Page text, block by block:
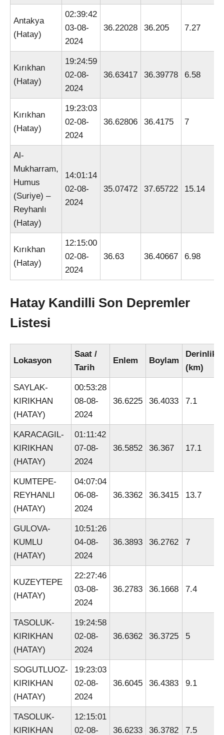
Antakya
(Hatay)
02:39:42
03-08-
2024
36.22028 36.205 7.27
Kırıkhan
(Hatay)
19:24:59
02-08-
2024
36.63417 36.39778 6.58
Kırıkhan
(Hatay)
19:23:03
02-08-
2024
36.62806 36.4175 7
Al-
Mukharram,
Humus
(Suriye) –
Reyhanlı
(Hatay)
14:01:14
02-08-
2024
35.07472 37.65722 15.14
Kırıkhan
(Hatay)
12:15:00
02-08-
2024
36.63 36.40667 6.98
Hatay Kandilli Son Depremler
Listesi
Lokasyon
Saat /
Tarih
Enlem Boylam
Derinlik
(km)
SAYLAK-
KIRIKHAN
(HATAY)
00:53:28
08-08-
2024
36.6225 36.4033 7.1
KARACAGIL-
KIRIKHAN
(HATAY)
01:11:42
07-08-
2024
36.5852 36.367 17.1
KUMTEPE-
REYHANLI
(HATAY)
04:07:04
06-08-
2024
36.3362 36.3415 13.7
GULOVA-
KUMLU
(HATAY)
10:51:26
04-08-
2024
36.3893 36.2762 7
KUZEYTEPE
(HATAY)
22:27:46
03-08-
2024
36.2783 36.1668 7.4
TASOLUK-
KIRIKHAN
(HATAY)
19:24:58
02-08-
2024
36.6362 36.3725 5
SOGUTLUOZ-
KIRIKHAN
(HATAY)
19:23:03
02-08-
2024
36.6045 36.4383 9.1
TASOLUK-
KIRIKHAN
12:15:01
02-08-
36.6233 36.3782 7.5